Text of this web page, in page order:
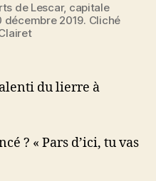
de Lescar, capitale
2019. Cliché
du lierre à
? « Pars d’ici, tu vas